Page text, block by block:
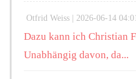
Otfrid Weiss | 2026-06-14
Dazu kann ich Christian
Unabhängig davon, da...